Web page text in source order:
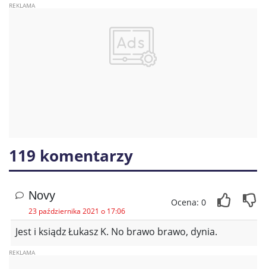
119 komentarzy
Novy
23 października 2021 o 17:06
Ocena: 0
Jest i ksiądz Łukasz K. No brawo brawo, dynia.